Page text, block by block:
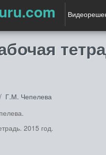
Г.М. Чепелева
2015 год.